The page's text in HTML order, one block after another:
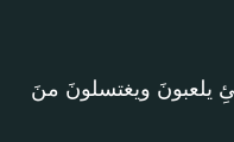
يلعبونَ ويغتسلونَ منَ